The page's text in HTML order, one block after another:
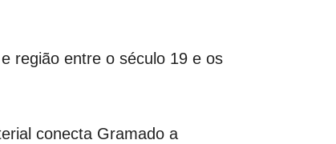
região entre o século 19 e os
conecta Gramado a